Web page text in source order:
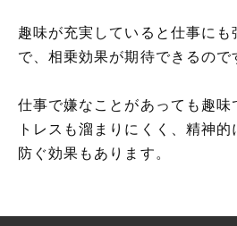
趣味が充実していると仕事にも
で、相乗効果が期待できるので
仕事で嫌なことがあっても趣味
トレスも溜まりにくく、精神
防ぐ効果もあります。